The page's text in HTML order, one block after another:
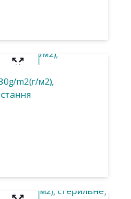
m2(г/м2),